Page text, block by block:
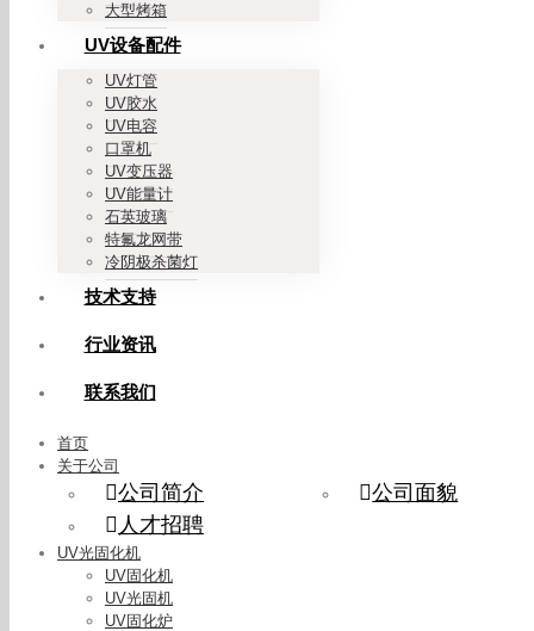
大型烤箱
UV设备配件
UV灯管
UV胶水
UV电容
口罩机
UV变压器
UV能量计
石英玻璃
特氟龙网带
冷阴极杀菌灯
技术支持
行业资讯
联系我们
首页
关于公司
公司简介
公司面貌
人才招聘
UV光固化机
UV固化机
UV光固机
UV固化炉